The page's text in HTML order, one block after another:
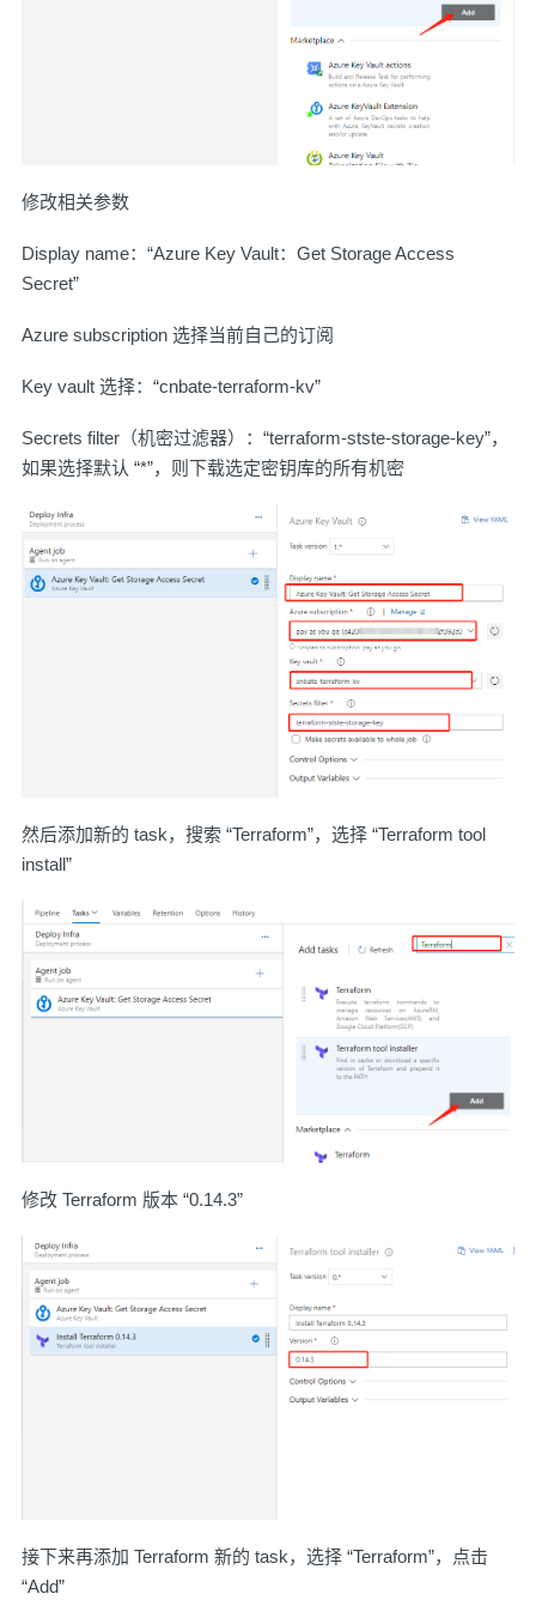
修改相关参数
Display name：“Azure Key Vault：Get Storage Access
Secret”
Azure subscription 选择当前自己的订阅
Key vault 选择：“cnbate-terraform-kv”
Secrets filter（机密过滤器）：“terraform-stste-storage-key”，
如果选择默认 “*”，则下载选定密钥库的所有机密
然后添加新的 task，搜索 “Terraform”，选择 “Terraform tool
install”
修改 Terraform 版本 “0.14.3”
接下来再添加 Terraform 新的 task，选择 “Terraform”，点击
“Add”